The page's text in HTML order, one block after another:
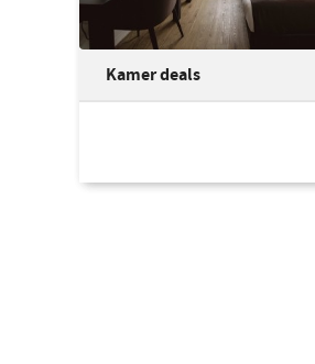
Kamer deals